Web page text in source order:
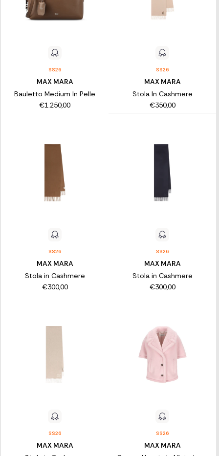
SS26
MAX MARA
Bauletto Medium In Pelle
€1.250,00
SS26
MAX MARA
Stola In Cashmere
€350,00
SS26
MAX MARA
Stola in Cashmere
€300,00
SS26
MAX MARA
Stola in Cashmere
€300,00
SS26
MAX MARA
SS26
MAX MARA